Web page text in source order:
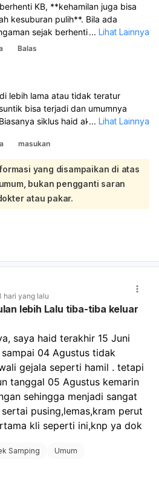
KB, **kehamilan juga bisa
kesuburan pulih**. Bila ada
sejak berhenti KB, tes
menyingkirkan kemungkinan
... Lihat Lainnya
Balas
lebih lama atau tidak teratur
bisa terjadi dan umumnya
siklus haid akan kembali
lebih lancar, Anda bisa menjaga
olahraga, makan bergizi,
tidur cukup. Bila perlu, periksa ke
tidak ada penyebab lain seperti
tiroid, atau miom. Karena Anda
haid tidak berhenti, sebaiknya
penyakit dalam, apalagi
... Lihat Lainnya
masukan
yang disampaikan di atas
bukan pengganti saran
atau pakar.
hari yang lalu
lebih Lalu tiba-tiba keluar
saya haid terakhir 15 Juni
04 Agustus tidak
gejala seperti hamil . tetapi
tanggal 05 Agustus kemarin
sehingga menjadi sangat
pusing,lemas,kram perut
kli seperti ini,knp ya dok
Samping
Umum